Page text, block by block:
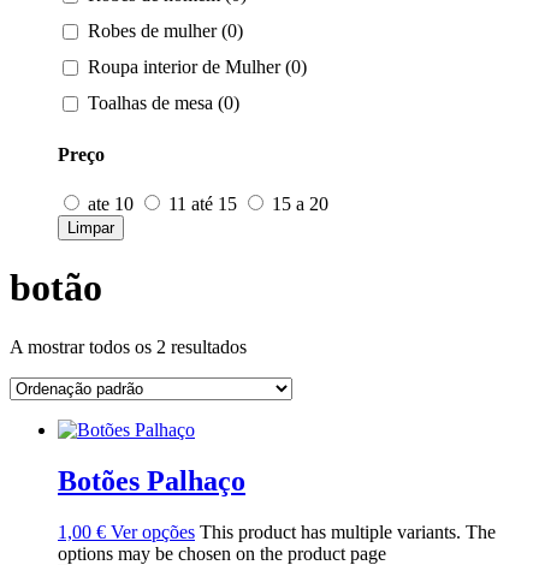
Robes de mulher (0)
Roupa interior de Mulher (0)
Toalhas de mesa (0)
Preço
ate 10 11 até 15 15 a 20
Limpar
botão
A mostrar todos os 2 resultados
Botões Palhaço
1,00 € Ver opções This product has multiple variants. The
options may be chosen on the product page